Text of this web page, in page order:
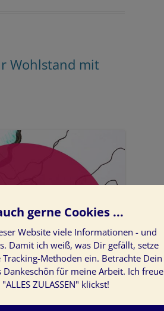
Wohlstand mit
gerne Cookies ...
Website viele Informationen - und
Damit ich weiß, was Dir gefällt, setze
Methoden ein. Betrachte Dein
Dankeschön für meine Arbeit. Ich freue
ZULASSEN" klickst!